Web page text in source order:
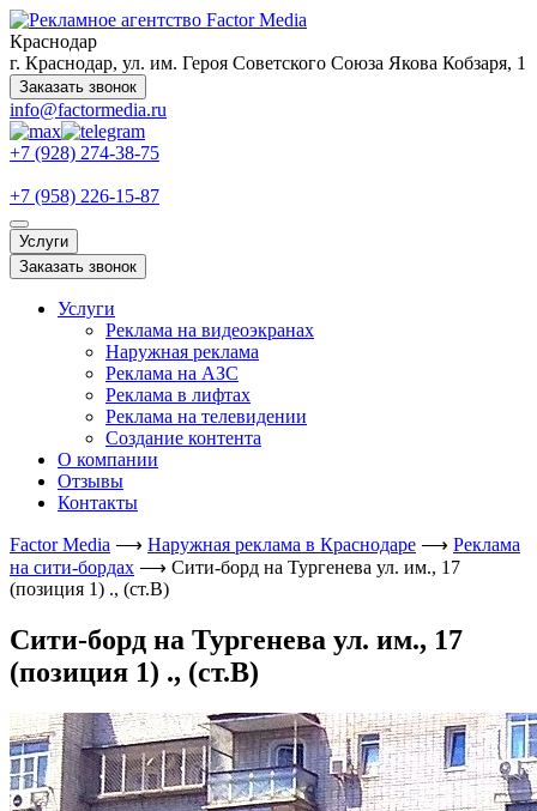
Краснодар
г. Краснодар, ул. им. Героя Советского Союза Якова Кобзаря, 1
Заказать звонок
info@factormedia.ru
+7 (928) 274-38-75
+7 (958) 226-15-87
Услуги
Заказать звонок
Услуги
Реклама на видеоэкранах
Наружная реклама
Реклама на АЗС
Реклама в лифтах
Реклама на телевидении
Создание контента
О компании
Отзывы
Контакты
Factor Media ⟶ Наружная реклама в Краснодаре ⟶ Реклама
на сити-бордах ⟶ Сити-борд на Тургенева ул. им., 17
(позиция 1) ., (ст.В)
Сити-борд на Тургенева ул. им., 17
(позиция 1) ., (ст.В)